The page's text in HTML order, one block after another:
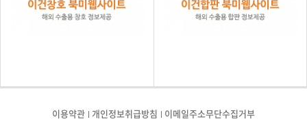
이용약관 개인정보취급방침 이메일주소무단수집거부